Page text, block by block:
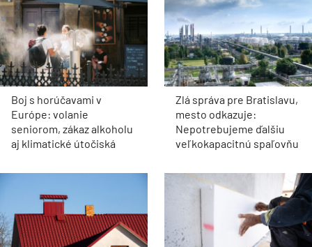
Boj s horúčavami v
Európe: volanie
seniorom, zákaz alkoholu
aj klimatické útočiská
Zlá správa pre Bratislavu,
mesto odkazuje:
Nepotrebujeme ďalšiu
veľkokapacitnú spaľovňu